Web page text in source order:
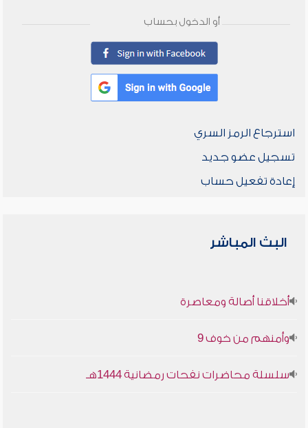
أو الدخول بحساب
استرجاع الرمز السري
تسجيل عضو جديد
إعادة تفعيل حساب
البث المباشر
أخلاقنا أصالة ومعاصرة
وأمنهم من خوف 9
سلسلة محاضرات نفحات رمضانية 1444هـ